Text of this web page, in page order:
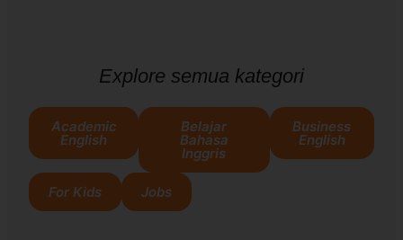
Explore semua kategori
Academic
English
Belajar
Bahasa
Inggris
Business
English
For Kids Jobs